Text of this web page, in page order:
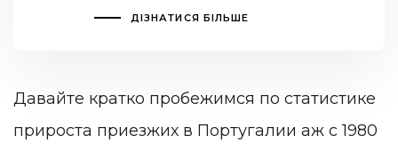
ДІЗНАТИСЯ БІЛЬШЕ
Давайте кратко пробежимся по статистике
прироста приезжих в Португалии аж с 1980